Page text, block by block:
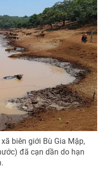
Việt Nam
điện tử số 483/GP-BTTTT
Hạnh, Phạm Quốc Thắng,
355 932
biên giới Bù Gia Mập,
đã cạn dần do hạn